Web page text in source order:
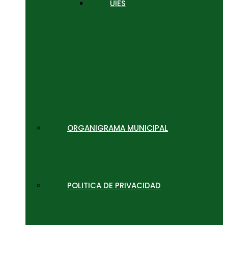
UIES
ORGANIGRAMA MUNICIPAL
POLITICA DE PRIVACIDAD